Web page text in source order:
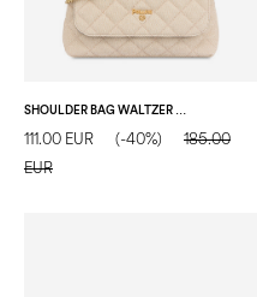
111.00 EUR (-40%)
185.00
EUR